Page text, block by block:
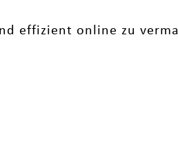
effizient online zu